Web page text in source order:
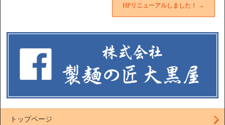
HPリニューアルしました！ →
トップページ